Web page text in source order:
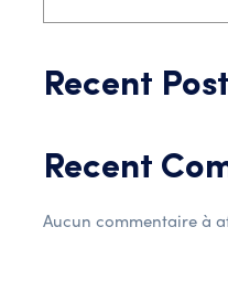
Recent
Recent
Aucun commentaire à